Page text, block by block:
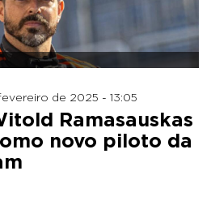
de 2025 - 13:05
Ramasauskas
novo piloto da